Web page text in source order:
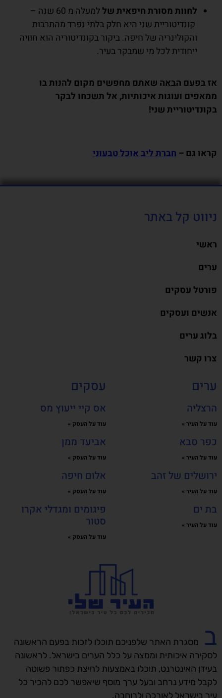
לחוות מסורת חיפאית של
למעלה מ 60 שנה –
קונדיטוריית שני היא חלק בלתי נפרד מהתרבות
והקולינריה של חיפה. ביקור בקונדיטוריה הוא חוויה
ייחודית לכל מי שמבקר בעיר.
אז בפעם הבאה שאתם מחפשים מקום להנות בו
ממאפים ועוגות איכותיות, אל תשכחו לבקר
בקונדיטוריית שני!
קראו גם –חברת ליב אוכל טבעוני
ניווט קל באתר
ראשי
ערים
פורטל עסקים
אנשים ועסקים
בלוג ערים
צרו קשר
ערים
הרצליה
עוד על העיר »
כפר סבא
עוד על העיר »
ירושלים של זהב
עוד על העיר »
בת ים
עוד על העיר »
עסקים
אס קיי ייעוץ מס
עוד על העסק »
אביעד ממן
עוד על העסק »
אלום חיפה
עוד על העסק »
פיגומים ומגדלי אקרו
סטור
עוד על העסק »
ב
מסגרת האתר שלפניכם תוכלו לזכות בפעם הראשונה
לסקירה איכותית וממצה על כלל הערים בישראל. לראשונה
בעידן האינטרנט, תוכלו באמצעות לחיצת כפתור פשוטה
לקבל מידע נרחב ובעל ערך מוסף שיאפשר לכם להכיר כל
עיר בישראל לאורכה ולרוחבה.